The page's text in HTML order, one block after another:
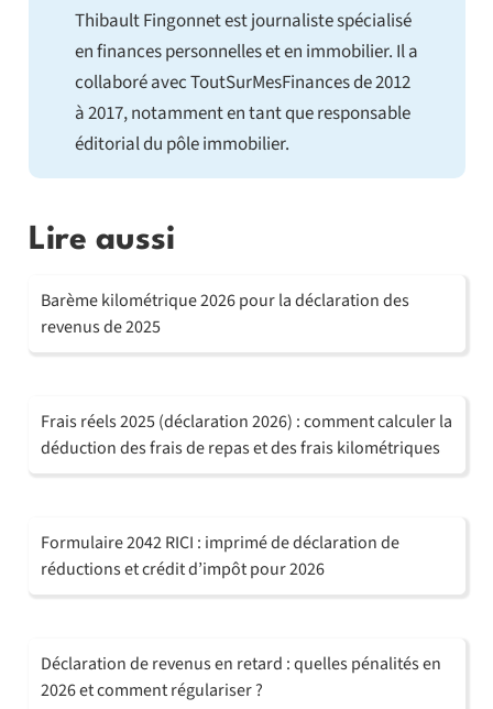
Thibault Fingonnet est journaliste spécialisé
en finances personnelles et en immobilier. Il a
collaboré avec ToutSurMesFinances de 2012
à 2017, notamment en tant que responsable
éditorial du pôle immobilier.
Lire aussi
Barème kilométrique 2026 pour la déclaration des
revenus de 2025
Frais réels 2025 (déclaration 2026) : comment calculer la
déduction des frais de repas et des frais kilométriques
Formulaire 2042 RICI : imprimé de déclaration de
réductions et crédit d’impôt pour 2026
Déclaration de revenus en retard : quelles pénalités en
2026 et comment régulariser ?